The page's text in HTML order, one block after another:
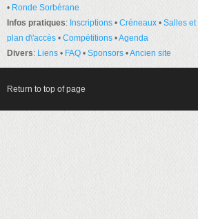
• Ronde Sorbérane
Infos pratiques: Inscriptions • Créneaux • Salles et
plan d\'accès • Compétitions •Agenda
Divers: Liens • FAQ • Sponsors •Ancien site
Return to top of page